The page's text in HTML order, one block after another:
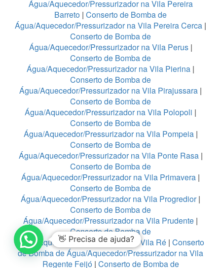
Água/Aquecedor/Pressurizador na Vila Pereira
Barreto | Conserto de Bomba de
Água/Aquecedor/Pressurizador na Vila Pereira Cerca |
Conserto de Bomba de
Água/Aquecedor/Pressurizador na Vila Perus|
Conserto de Bomba de
Água/Aquecedor/Pressurizador na Vila Pierina |
Conserto de Bomba de
Água/Aquecedor/Pressurizador na Vila Pirajussara |
Conserto de Bomba de
Água/Aquecedor/Pressurizador na Vila Polopoli |
Conserto de Bomba de
Água/Aquecedor/Pressurizador na Vila Pompeia|
Conserto de Bomba de
Água/Aquecedor/Pressurizador na Vila Ponte Rasa|
Conserto de Bomba de
Água/Aquecedor/Pressurizador na Vila Primavera |
Conserto de Bomba de
Água/Aquecedor/Pressurizador na Vila Progredior|
Conserto de Bomba de
Água/Aquecedor/Pressurizador na Vila Prudente |
Conserto de Bomba de
Água/Aquecedor/Pressurizador na Vila Ré| Conserto
de Bomba de Água/Aquecedor/Pressurizador na Vila
Regente Feijó| Conserto de Bomba de
👋 Precisa de ajuda?